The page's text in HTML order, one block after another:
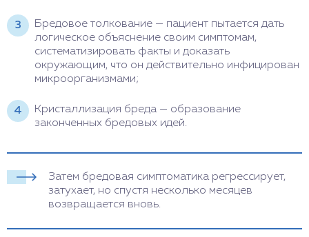
Бредовое толкование — пациент пытается дать
логическое объяснение своим симптомам,
систематизировать факты и доказать
окружающим, что он действительно инфицирован
микроорганизмами;
Кристаллизация бреда — образование
законченных бредовых идей.
Затем бредовая симптоматика регрессирует,
затухает, но спустя несколько месяцев
возвращается вновь.